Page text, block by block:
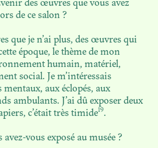
des œuvres que vous avez
de ce salon ?
que je n’ai plus, des œuvres qui
époque, le thème de mon
humain, matériel,
social. Je m’intéressais
mentaux, aux éclopés, aux
ambulants. J’ai dû exposer deux
c’était très timide19.
vous exposé au musée ?